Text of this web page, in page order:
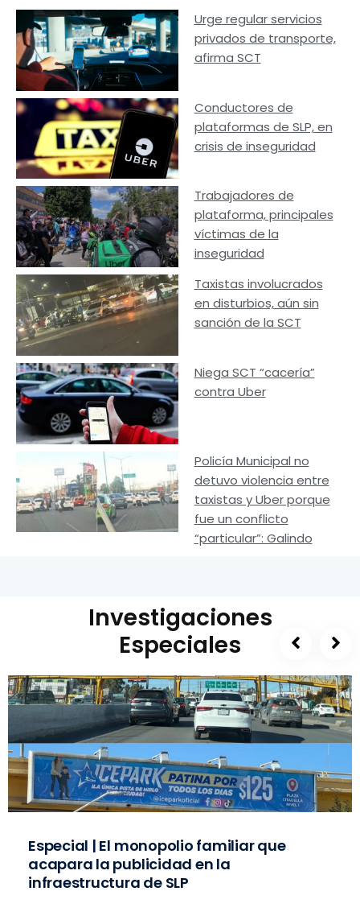
Urge regular servicios
privados de transporte,
afirma SCT
Conductores de
plataformas de SLP, en
crisis de inseguridad
Trabajadores de
plataforma, principales
víctimas de la
inseguridad
Taxistas involucrados
en disturbios, aún sin
sanción de la SCT
Niega SCT “cacería”
contra Uber
Policía Municipal no
detuvo violencia entre
taxistas y Uber porque
fue un conflicto
“particular”: Galindo
Investigaciones
Especiales
Especial | El monopolio familiar que
acapara la publicidad en la
infraestructura de SLP